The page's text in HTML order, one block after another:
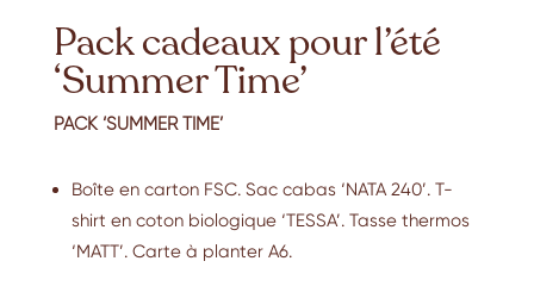
Pack cadeaux pour l’été
‘Summer Time’
PACK ‘SUMMER TIME’
Boîte en carton FSC. Sac cabas ‘NATA 240’. T-
shirt en coton biologique ‘TESSA’. Tasse thermos
‘MATT’. Carte à planter A6.